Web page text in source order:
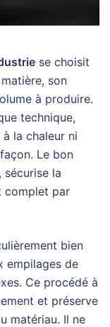
se choisit
son
à produire.
technique,
la chaleur ni
Le bon
sécurise la
complet par
bien
empilages de
Ce procédé à
et préserve
matériau. Il ne